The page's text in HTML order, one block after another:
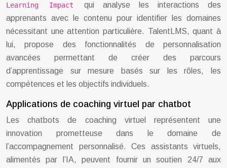
Learning Impact qui analyse les interactions des
apprenants avec le contenu pour identifier les domaines
nécessitant une attention particulière. TalentLMS, quant à
lui, propose des fonctionnalités de personnalisation
avancées permettant de créer des parcours
d’apprentissage sur mesure basés sur les rôles, les
compétences et les objectifs individuels.
Applications de coaching virtuel par chatbot
Les chatbots de coaching virtuel représentent une
innovation prometteuse dans le domaine de
l’accompagnement personnalisé. Ces assistants virtuels,
alimentés par l’IA, peuvent fournir un soutien 24/7 aux